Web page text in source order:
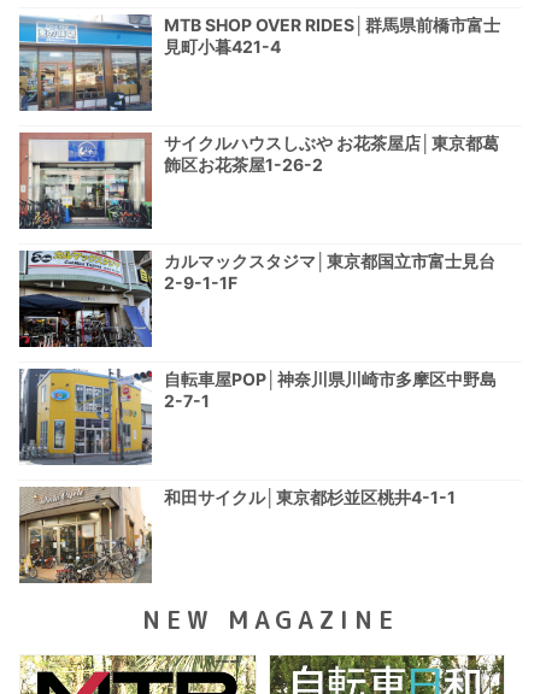
MTB SHOP OVER RIDES│群馬県前橋市富士
見町小暮421-4
サイクルハウスしぶや お花茶屋店│東京都葛
飾区お花茶屋1-26-2
カルマックスタジマ│東京都国立市富士見台
2-9-1-1F
自転車屋POP│神奈川県川崎市多摩区中野島
2-7-1
和田サイクル│東京都杉並区桃井4-1-1
NEW MAGAZINE